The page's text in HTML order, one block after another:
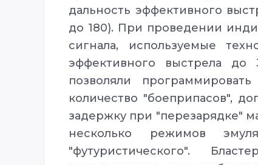
дальность эффективного
до 180). При проведении
сигнала, используемые
эффективного выстрела до
позволяли
количество "боеприпасов",
задержку при "перезарядке"
несколько режимов
"футуристического".